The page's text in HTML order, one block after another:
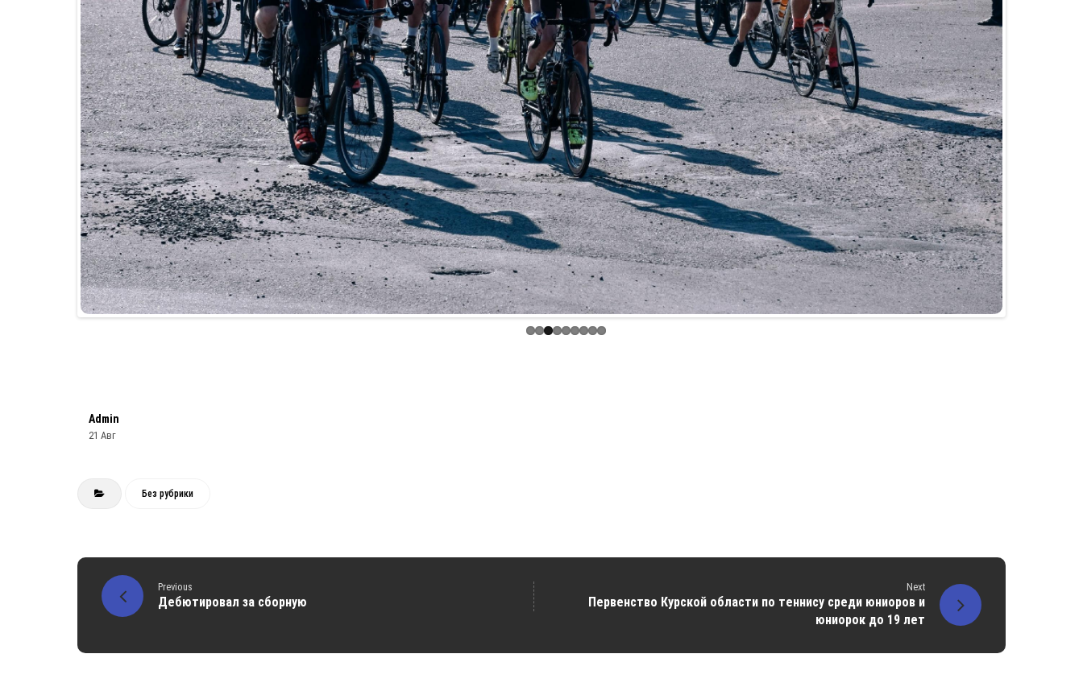
Admin
21 Авг
Без рубрики
Previous
Дебютировал за сборную
Next
Первенство Курской области по теннису среди юниоров и
юниорок до 19 лет